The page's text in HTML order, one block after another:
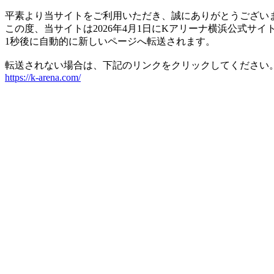
平素より当サイトをご利用いただき、誠にありがとうござい
この度、当サイトは2026年4月1日にKアリーナ横浜公式サイ
1秒後に自動的に新しいページへ転送されます。
転送されない場合は、下記のリンクをクリックしてください。
https://k-arena.com/